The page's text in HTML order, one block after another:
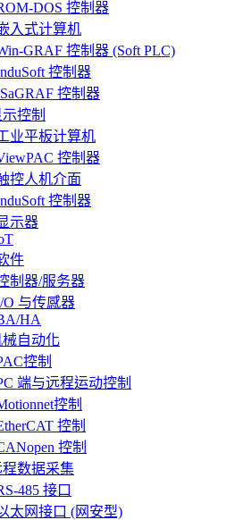
DOS 控制器
入式计算机
GRAF 控制器 (Soft PLC)
控制器
控制器
示控制
业平板计算机
控制器
控人机介面
控制器
示器
件
制器/服务器
O 与传感器
HA
械自动化
控制
端与远程运动控制
控制
控制
控制
程数据采集
485 接口
太网接口 (网安型)